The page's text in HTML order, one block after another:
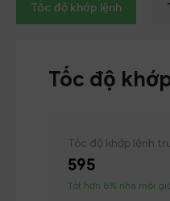
Tốc độ khớp lệnh
Tốc độ
Tốc độ khớp lệnh
595
Tốt hơn 8% nhà môi